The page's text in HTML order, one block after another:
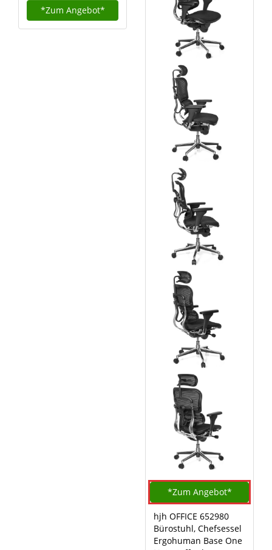
*Zum Angebot*
*Zum Angebot*
hjh OFFICE 652980
Bürostuhl, Chefsessel
Ergohuman Base One